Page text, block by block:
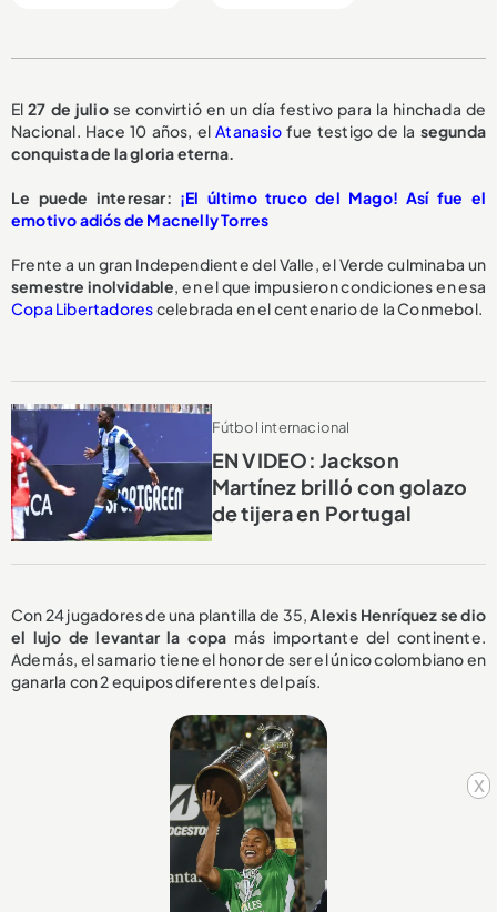
x
El27 de juliose convirtió en un día festivo para la hinchada de
Nacional. Hace 10 años, elAtanasiofue testigo de la segunda
conquista de la gloria eterna.
Le puede interesar: ¡El último truco del Mago! Así fue el
emotivo adiós de Macnelly Torres
Frente a un gran Independiente del Valle, el Verde culminaba un
semestre inolvidable, en el que impusieron condiciones en esa
Copa Libertadorescelebrada en el centenario de la Conmebol.
Fútbol internacional
EN VIDEO: Jackson
Martínez brilló con golazo
de tijera en Portugal
Con 24 jugadores de una plantilla de 35,Alexis Henríquez se dio
el lujo de levantar la copa más importante del continente.
Además, el samario tiene el honor de ser el único colombiano en
ganarla con 2 equipos diferentes del país.